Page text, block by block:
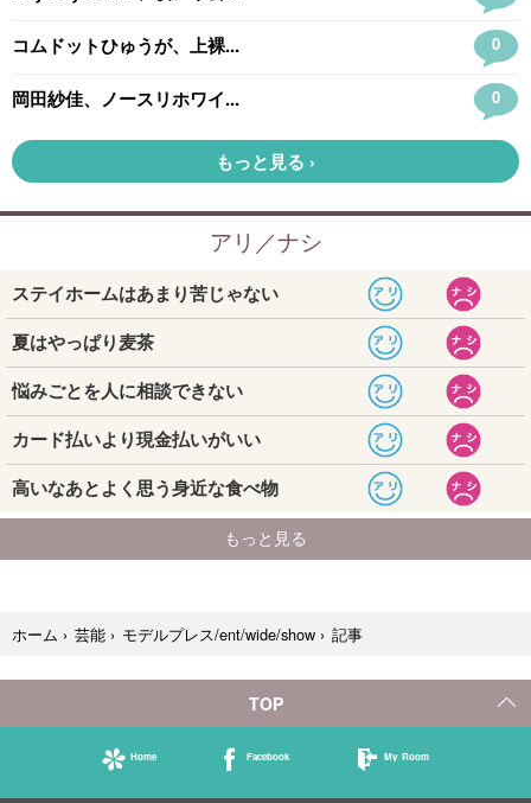
ホーム › 芸能 › モデルプレス/ent/wide/show › 記事
TOP
Home Facebook My Room